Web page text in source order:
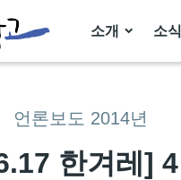
소개 소식
언론보도 2014년
한겨레] 4